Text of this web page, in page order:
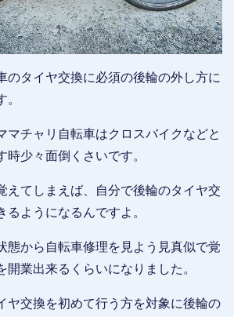
のタイヤ交換に必須の後輪の外し方に
マチャリ自転車はクロスバイクなどと
時少々面倒くさいです。
えてしまえば、自分で後輪のタイヤ交
るようになるんですよ。
態から自転車修理を見よう見真似で覚
開業出来るくらいになりました。
ヤ交換を初めて行う方を対象に後輪の